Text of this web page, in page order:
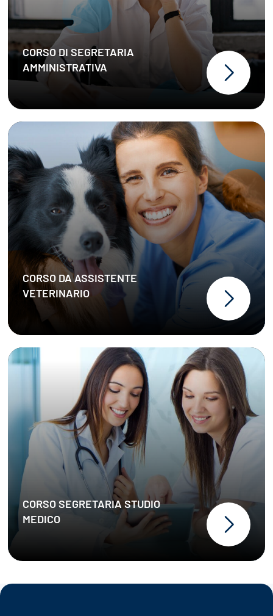
CORSO DI SEGRETARIA
AMMINISTRATIVA
formazione
online on demand
competenze pratiche nella
gestione amministrativa
Dalla teoria alla pratica, passo
dopo passo!
CORSO DA ASSISTENTE
VETERINARIO
Corso di Assistente
Veterinario
stage garantito
Career Service
stage garantito
CORSO SEGRETARIA STUDIO
MEDICO
Padronanza della terminologia
medica e delle principali
Capacità di gestione
studio